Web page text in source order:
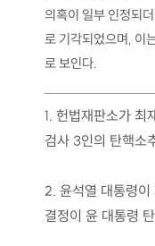
의혹이 일부 인정되
로 기각되었으며, 이
로 보인다.
1. 헌법재판소가 최
검사 3인의 탄핵소
2. 윤석열 대통령
결정이 윤 대통령